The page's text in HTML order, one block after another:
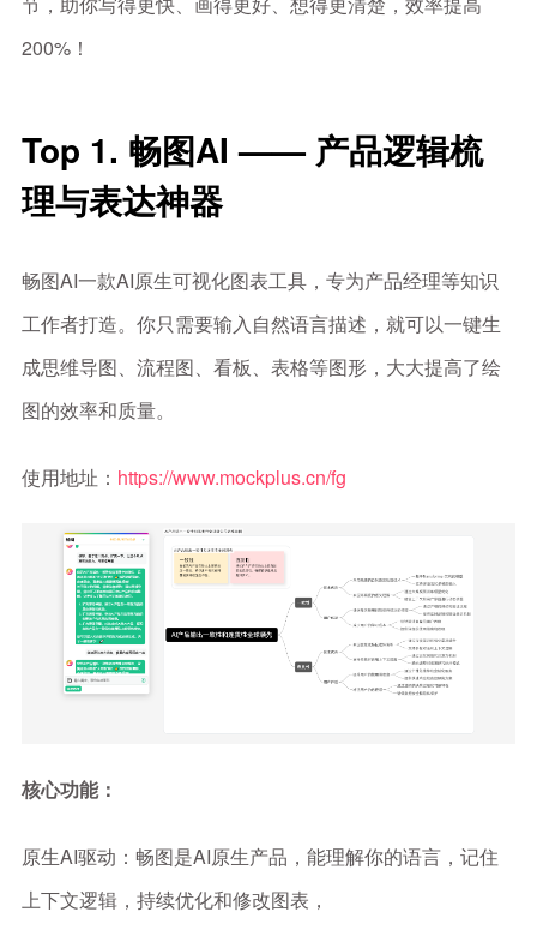
200%！
Top 1. 畅图AI —— 产品逻辑梳
理与表达神器
畅图AI一款AI原生可视化图表工具，专为产品经理等知识
工作者打造。你只需要输入自然语言描述，就可以一键生
成思维导图、流程图、看板、表格等图形，大大提高了绘
图的效率和质量。
使用地址： https://www.mockplus.cn/fg
核心功能：
原生AI驱动：畅图是AI原生产品，能理解你的语言，记住
上下文逻辑，持续优化和修改图表，